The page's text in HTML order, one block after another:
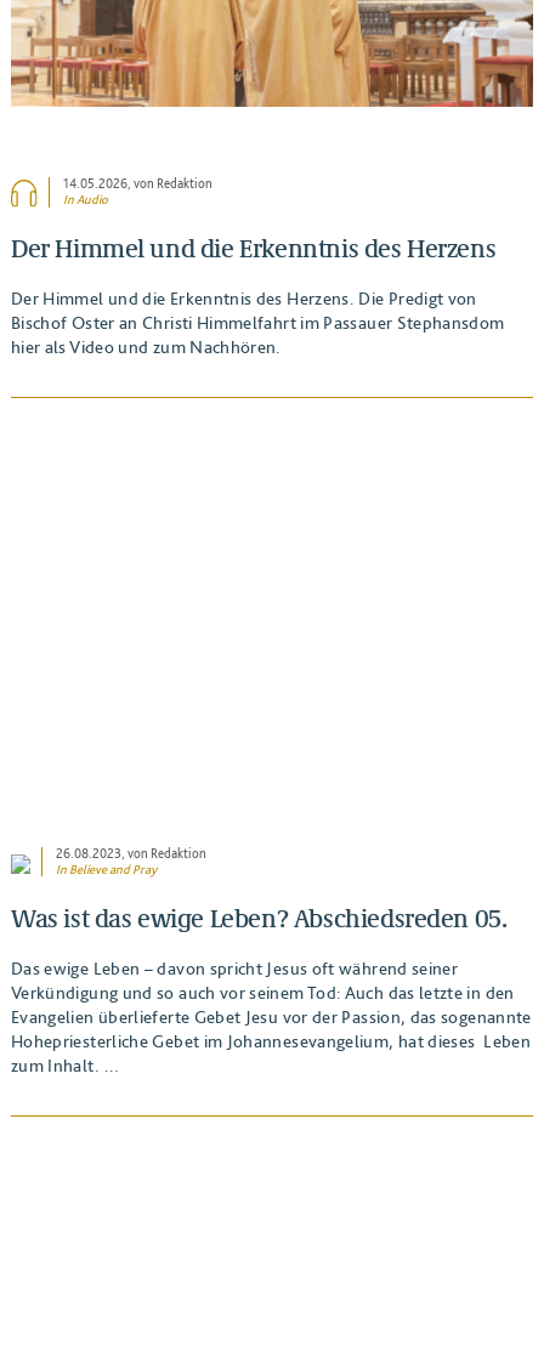
14.05.2026, von Redaktion
In Audio
Der Himmel und die Erkenntnis des Herzens
Der Himmel und die Erkenntnis des Herzens. Die Predigt von
Bischof Oster an Christi Himmelfahrt im Passauer Stephansdom
hier als Video und zum Nachhören.
26.08.2023, von Redaktion
In Believe and Pray
Was ist das ewige Leben? Abschiedsreden 05.
Das ewige Leben – davon spricht Jesus oft während seiner
Verkündigung und so auch vor seinem Tod: Auch das letzte in den
Evangelien überlieferte Gebet Jesu vor der Passion, das sogenannte
Hohepriesterliche Gebet im Johannesevangelium, hat dieses Leben
zum Inhalt. …